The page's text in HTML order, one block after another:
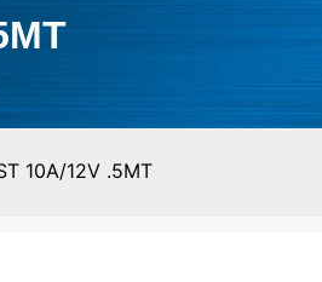
10A/12V .5MT